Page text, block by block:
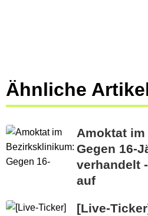
Ähnliche
Amoktat
Gegen 16-
verhandelt
auf
[Live-